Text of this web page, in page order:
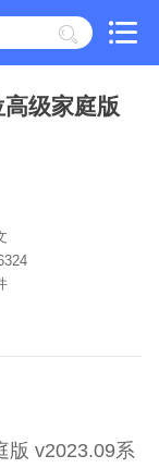
级家庭版
版 v2023.09系